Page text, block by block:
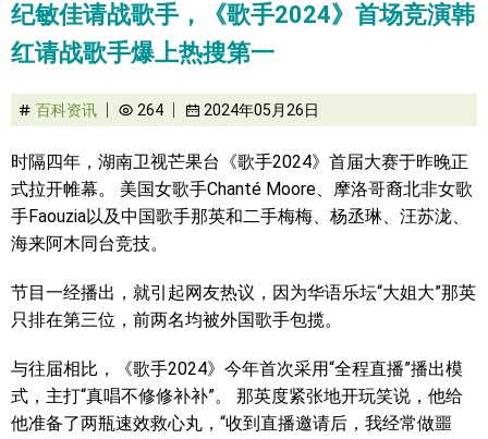
纪敏佳请战歌手，《歌手2024》首场竞演韩
红请战歌手爆上热搜第一
百科资讯 264 2024年05月26日
时隔四年，湖南卫视芒果台《歌手2024》首届大赛于昨晚正
式拉开帷幕。 美国女歌手Chanté Moore、摩洛哥裔北非女歌
手Faouzia以及中国歌手那英和二手梅梅、杨丞琳、汪苏泷、
海来阿木同台竞技。
节目一经播出，就引起网友热议，因为华语乐坛“大姐大”那英
只排在第三位，前两名均被外国歌手包揽。
与往届相比，《歌手2024》今年首次采用“全程直播”播出模
式，主打“真唱不修修补补”。 那英度紧张地开玩笑说，他给
他准备了两瓶速效救心丸，“收到直播邀请后，我经常做噩